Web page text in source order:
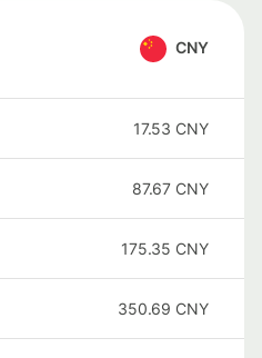
CNY
17.53 CNY
87.67 CNY
175.35 CNY
350.69 CNY